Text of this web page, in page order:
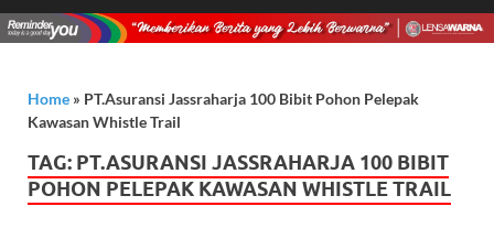
Home » PT.Asuransi Jassraharja 100 Bibit Pohon Pelepak
Kawasan Whistle Trail
TAG: PT.ASURANSI JASSRAHARJA 100 BIBIT
POHON PELEPAK KAWASAN WHISTLE TRAIL